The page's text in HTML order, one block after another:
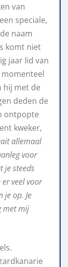
van
speciale,
naam
komt niet
jaar lid van
momenteel
hij met de
deden de
ontpopte
kweker,
allemaal
voor
je steeds
veel voor
je op. Je
met mij